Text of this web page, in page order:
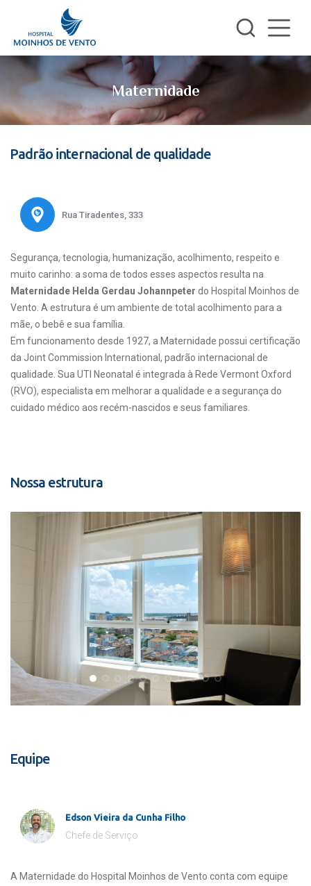
Maternidade
Padrão internacional de qualidade
Rua Tiradentes, 333
Segurança, tecnologia, humanização, acolhimento, respeito e
muito carinho: a soma de todos esses aspectos resulta na
Maternidade Helda Gerdau Johannpeter do Hospital Moinhos de
Vento. A estrutura é um ambiente de total acolhimento para a
mãe, o bebê e sua família.
Em funcionamento desde 1927, a Maternidade possui certificação
da Joint Commission International, padrão internacional de
qualidade. Sua UTI Neonatal é integrada à Rede Vermont Oxford
(RVO), especialista em melhorar a qualidade e a segurança do
cuidado médico aos recém-nascidos e seus familiares.
Nossa estrutura
Equipe
Edson Vieira da Cunha Filho
Chefe de Serviço
A Maternidade do Hospital Moinhos de Vento conta com equipe